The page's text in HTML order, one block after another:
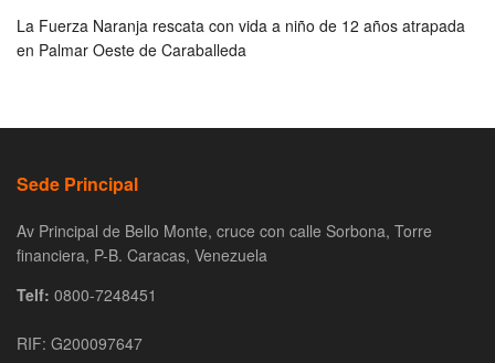
La Fuerza Naranja rescata con vida a niño de 12 años atrapada
en Palmar Oeste de Caraballeda
Sede Principal
Av Principal de Bello Monte, cruce con calle Sorbona, Torre
financiera, P-B. Caracas, Venezuela
Telf: 0800-7248451
RIF: G200097647